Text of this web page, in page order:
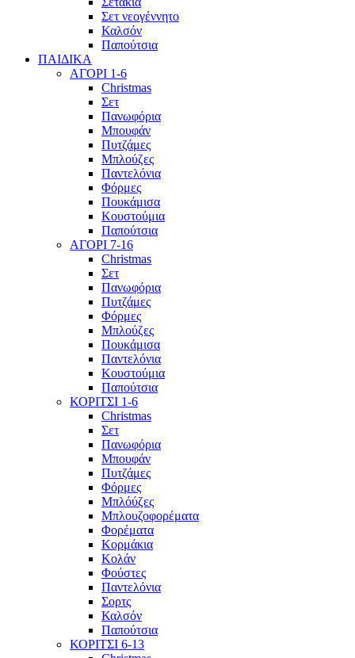
Σετ νεογέννητο
Καλσόν
Παπούτσια
ΠΑΙΔΙΚΑ
ΑΓΟΡΙ 1-6
Christmas
Σετ
Πανωφόρια
Μπουφάν
Πυτζάμες
Μπλούζες
Παντελόνια
Φόρμες
Πουκάμισα
Κουστούμια
Παπούτσια
ΑΓΟΡΙ 7-16
Christmas
Σετ
Πανωφόρια
Πυτζάμες
Φόρμες
Μπλούζες
Πουκάμισα
Παντελόνια
Κουστούμια
Παπούτσια
ΚΟΡΙΤΣΙ 1-6
Christmas
Σετ
Πανωφόρια
Μπουφάν
Πυτζάμες
Φόρμες
Μπλόύζες
Μπλουζοφορέματα
Φορέματα
Κορμάκια
Κολάν
Φούστες
Παντελόνια
Σορτς
Καλσόν
Παπούτσια
ΚΟΡΙΤΣΙ 6-13